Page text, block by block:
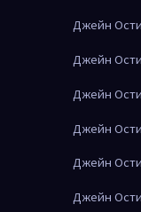
Джейн
Джейн
Джейн
Джейн
Джейн
Джейн